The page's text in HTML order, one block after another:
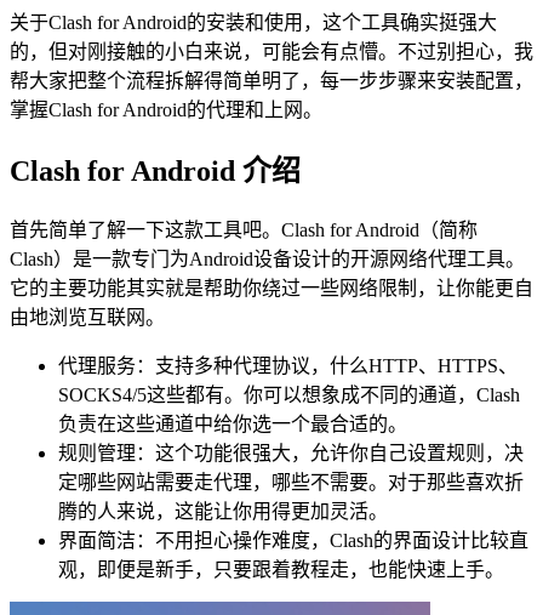
关于Clash for Android的安装和使用，这个工具确实挺强大
的，但对刚接触的小白来说，可能会有点懵。不过别担心，我
帮大家把整个流程拆解得简单明了，每一步步骤来安装配置，
掌握Clash for Android的代理和上网。
Clash for Android 介绍
首先简单了解一下这款工具吧。Clash for Android（简称
Clash）是一款专门为Android设备设计的开源网络代理工具。
它的主要功能其实就是帮助你绕过一些网络限制，让你能更自
由地浏览互联网。
代理服务：支持多种代理协议，什么HTTP、HTTPS、
SOCKS4/5这些都有。你可以想象成不同的通道，Clash
负责在这些通道中给你选一个最合适的。
规则管理：这个功能很强大，允许你自己设置规则，决
定哪些网站需要走代理，哪些不需要。对于那些喜欢折
腾的人来说，这能让你用得更加灵活。
界面简洁：不用担心操作难度，Clash的界面设计比较直
观，即便是新手，只要跟着教程走，也能快速上手。